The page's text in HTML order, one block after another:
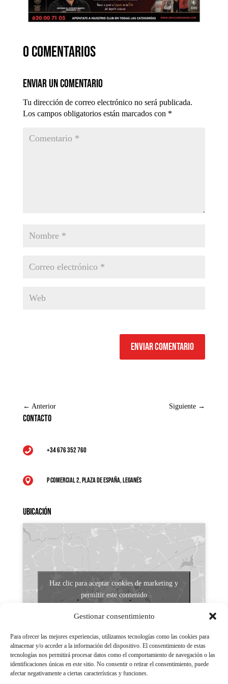
Gestionar consentimiento
Para ofrecer las mejores experiencias, utilizamos tecnologías como las cookies para
almacenar y/o acceder a la información del dispositivo. El consentimiento de estas
tecnologías nos permitirá procesar datos como el comportamiento de navegación o las
identificaciones únicas en este sitio. No consentir o retirar el consentimiento, puede
afectar negativamente a ciertas características y funciones.
0 comentarios
Enviar un comentario
Tu dirección de correo electrónico no será publicada.
Los campos obligatorios están marcados con *
Enviar comentario
← Anterior Siguiente →
Contacto
 +34 676 352 760
 P Comercial 2, Plaza de España, Leganés
Ubicación
Haz clic para aceptar cookies de marketing y
permitir este contenido
Aviso legal